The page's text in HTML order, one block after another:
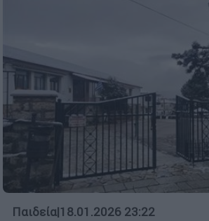
Παιδεία|18.01.2026 23:22